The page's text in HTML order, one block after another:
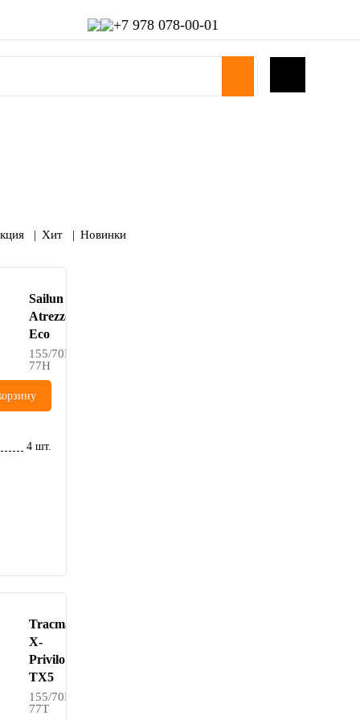
+7 978 078-00-01
Хит Новинки
Sailun
Atrezzo
Eco
155/70R14
77H
4 шт.
Tracmax
X-
Privilo
TX5
155/70R14
77T